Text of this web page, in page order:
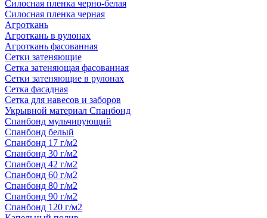
Силосная пленка черно-белая
Силосная пленка черная
Агроткань
Агроткань в рулонах
Агроткань фасованная
Сетки затеняющие
Сетка затеняющая фасованная
Сетки затеняющие в рулонах
Сетка фасадная
Сетка для навесов и заборов
Укрывной материал Спанбонд
Спанбонд мульчирующий
Спанбонд белый
Спанбонд 17 г/м2
Спанбонд 30 г/м2
Спанбонд 42 г/м2
Спанбонд 60 г/м2
Спанбонд 80 г/м2
Спанбонд 90 г/м2
Спанбонд 120 г/м2